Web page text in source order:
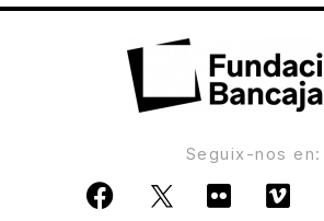
Seguix-nos en: